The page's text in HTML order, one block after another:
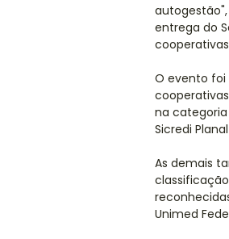
autogestão",
entrega do
O evento foi
na categoria
Sicredi
As demais
Unimed